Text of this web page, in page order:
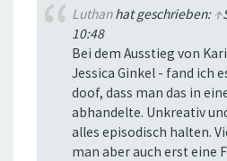
Luthanhat geschrieben: ↑
10:48
Bei dem Ausstieg von
Jessica Ginkel - fand ich
doof, dass man das in
abhandelte. Unkreativ
alles episodisch halten.
man aber auch erst eine